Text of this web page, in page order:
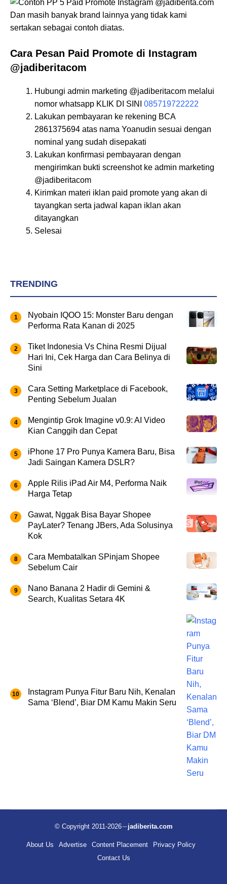
Dan masih banyak brand lainnya yang tidak kami
sertakan sebagai contoh diatas.
Cara Pesan Paid Promote di Instagram
@jadiberitacom
Hubungi admin marketing @jadiberitacom melalui
nomor whatsapp KLIK DI SINI 085719722222
Lakukan pembayaran ke rekening BCA
2861375694 atas nama Yoanudin sesuai dengan
nominal yang sudah disepakati
Lakukan konfirmasi pembayaran dengan
mengirimkan bukti screenshot ke admin marketing
@jadiberitacom
Kirimkan materi iklan paid promote yang akan di
tayangkan serta jadwal kapan iklan akan
ditayangkan
Selesai
TRENDING
Nyobain IQOO 15: Monster Baru dengan
Performa Rata Kanan di 2025
Tiket Indonesia Vs China Resmi Dijual
Hari Ini, Cek Harga dan Cara Belinya di
Sini
Cara Setting Marketplace di Facebook,
Penting Sebelum Jualan
Mengintip Grok Imagine v0.9: AI Video
Kian Canggih dan Cepat
iPhone 17 Pro Punya Kamera Baru, Bisa
Jadi Saingan Kamera DSLR?
Apple Rilis iPad Air M4, Performa Naik
Harga Tetap
Gawat, Nggak Bisa Bayar Shopee
PayLater? Tenang JBers, Ada Solusinya
Kok
Cara Membatalkan SPinjam Shopee
Sebelum Cair
Nano Banana 2 Hadir di Gemini &
Search, Kualitas Setara 4K
Instagram Punya Fitur Baru Nih, Kenalan
Sama ‘Blend’, Biar DM Kamu Makin Seru
© Copyright 2011-2026 jadiberita.com
About Us Advertise Content Placement
Privacy Policy
Contact Us